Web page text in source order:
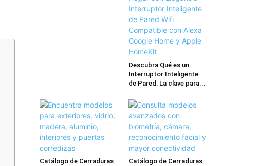
Descubra Qué es un
Interruptor Inteligente
de Pared: La clave para...
Catálogo de Cerraduras
Catálogo de Cerraduras